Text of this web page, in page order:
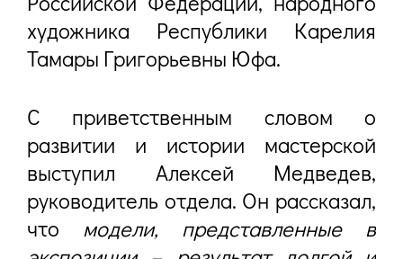
художника Республики Карелия
Тамары Григорьевны Юфа.
С приветственным словом о
развитии и истории мастерской
выступил Алексей Медведев,
руководитель отдела. Он рассказал,
что модели, представленные в